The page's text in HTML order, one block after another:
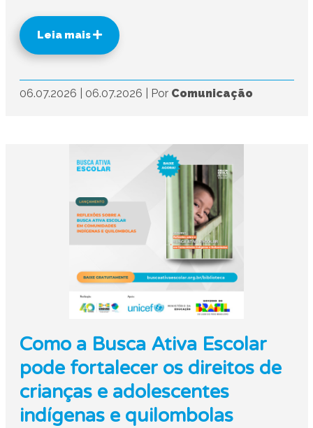
Leia mais
06.07.2026 06.07.2026 Por Comunicação
Como a Busca Ativa Escolar
pode fortalecer os direitos de
crianças e adolescentes
indígenas e quilombolas